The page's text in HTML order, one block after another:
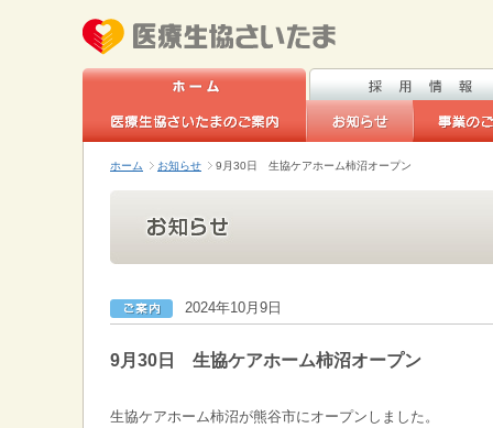
ホーム お知らせ 9月30日 生協ケアホーム柿沼オープン
2024年10月9日
9月30日 生協ケアホーム柿沼オープン
生協ケアホーム柿沼が熊谷市にオープンしました。